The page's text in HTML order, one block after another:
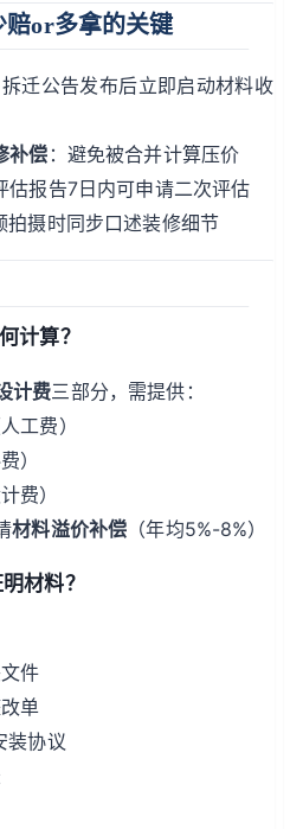
赔or多拿的关键
拆迁公告发布后立即启动材料收
补偿 ：避免被合并计算压价
估报告7日内可申请二次评估
拍摄时同步口述装修细节
计算？
计费三部分，需提供：
工费）
）
费）
材料溢价补偿 （年均5%-8%）
材料？
件
单
装协议